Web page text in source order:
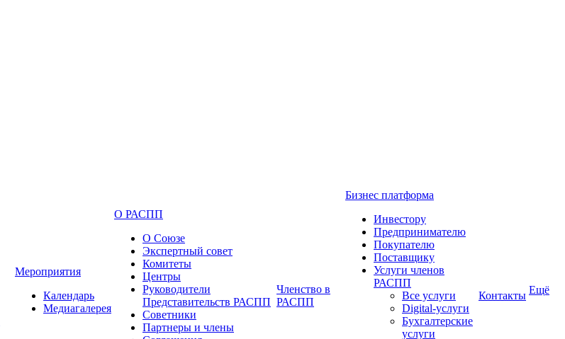
Мероприятия
Календарь
Медиагалерея
О РАСПП
О Союзе
Экспертный совет
Комитеты
Центры
Руководители
Представительств РАСПП
Советники
Партнеры и члены
Членство в
РАСПП
Бизнес платформа
Инвестору
Предпринимателю
Покупателю
Поставщику
Услуги членов
РАСПП
Все услуги
Digital-услуги
Бухгалтерские
услуги
Контакты Ещё